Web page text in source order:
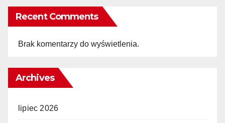
Recent Comments
Brak komentarzy do wyświetlenia.
Archives
lipiec 2026